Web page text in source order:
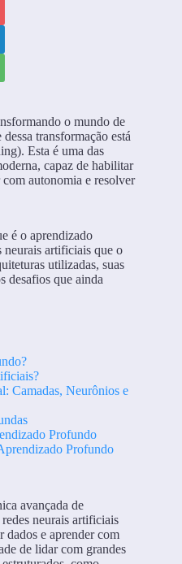
o mundo de
transformação está
Esta é uma das
capaz de habilitar
autonomia e resolver
é o aprendizado
neurais artificiais que o
utilizadas, suas
desafios que ainda
Camadas, Neurônios e
Profundo
Profundo
avançada de
neurais artificiais
dados e aprender com
de lidar com grandes